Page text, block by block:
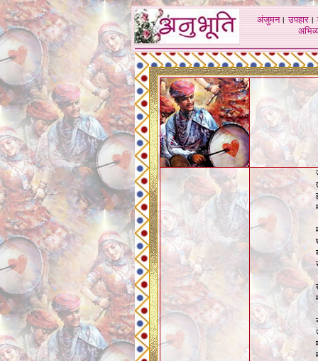
अंजुमन।उपहार।